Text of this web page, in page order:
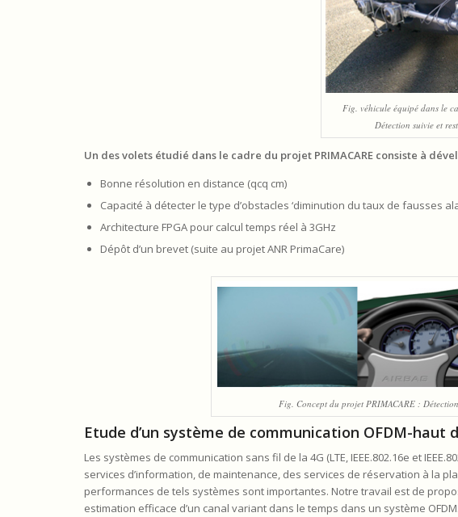
Fig. véhicule équipé dans le
Détection suivie et
Un des volets étudié dans le cadre du projet PRIMACARE consiste à
Bonne résolution en distance (qcq cm)
Capacité à détecter le type d’obstacles ‘diminution du taux de fausses
Architecture FPGA pour calcul temps réel à 3GHz
Dépôt d’un brevet (suite au projet ANR PrimaCare)
Fig. Concept du projet PRIMACARE :
Etude d’un système de communication OFDM-
Les systèmes de communication sans fil de la 4G (LTE, IEEE.802.16e et
services d’information, de maintenance, des services de réservation à la
performances de tels systèmes sont importantes. Notre travail est de
estimation efficace d’un canal variant dans le temps dans un système